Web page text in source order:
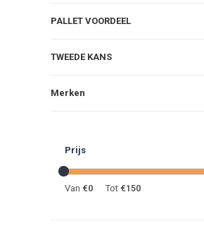
PALLET VOORDEEL
TWEEDE KANS
Merken
Prijs
Van €0 Tot €150